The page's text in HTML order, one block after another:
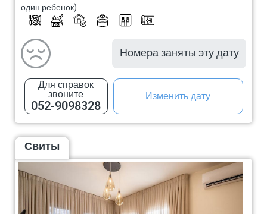
один ребенок)
Номера заняты эту дату
Для справок
звоните
052-9098328
Изменить дату
Свиты